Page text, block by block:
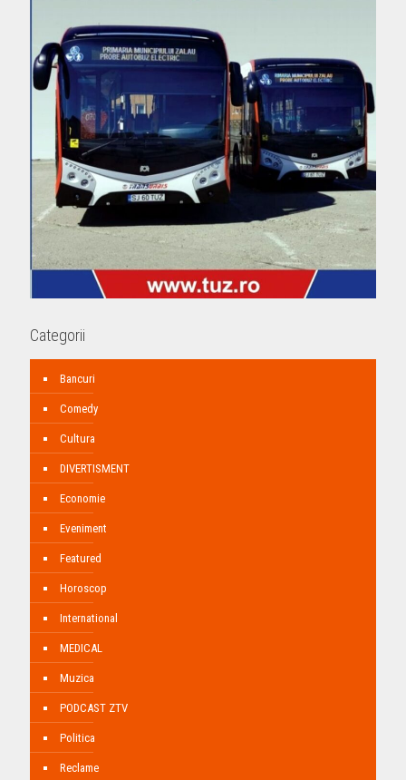
Categorii
Bancuri
Comedy
Cultura
DIVERTISMENT
Economie
Eveniment
Featured
Horoscop
International
MEDICAL
Muzica
PODCAST ZTV
Politica
Reclame